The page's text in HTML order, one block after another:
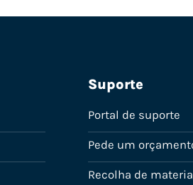
Suporte
Portal de suporte
Pede um
Recolha de